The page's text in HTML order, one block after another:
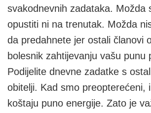
svakodnevnih zadataka. Možda
opustiti ni na trenutak. Možda
da predahnete jer ostali članovi
bolesnik zahtijevanju vašu punu
Podijelite dnevne zadatke s
obitelji. Kad smo preopterećeni,
koštaju puno energije. Zato je